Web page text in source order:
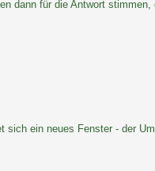
dann für die Antwort
ein neues Fenster - der